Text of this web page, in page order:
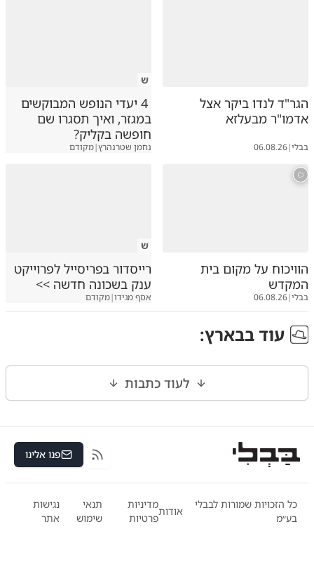
הגר"ד לנדו ביקר אצל
אדמו"ר מבעלזא
בבלי|
06.08.26
ש
4 יעדי הנופש המבוקשים
במגזר, ואיך תסגרו שם
חופשה בקליק?
נחמן שטרנהרץ|מקודם
הוויכוח על מקום בית
המקדש
בבלי|
06.08.26
ש
רייסדור בפריסייל לפרוייקט
ענק בשכונה חדשה >>
אסף מגידו|מקודם
עוד בבארץ:
לעוד כתבות
RSS פנו אלינו
כל הזכויות שמורות לבבלי
בע״מ
אודות
מדיניות
פרטיות
תנאי
שימוש
נגישות
אתר